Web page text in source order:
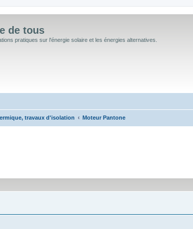
de tous
pratiques sur l'énergie solaire et les énergies alternatives.
travaux d'isolation Moteur Pantone